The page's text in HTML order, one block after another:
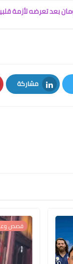
بعد تعرضه لأزمة
مشاركة
LinkedIn
قصص